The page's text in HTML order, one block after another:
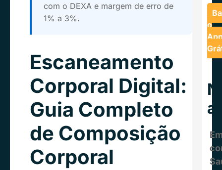
com o DEXA e margem de erro de
1% a 3%.
Escaneamento
Corporal Digital:
Guia Completo
de Composição
Corporal
o